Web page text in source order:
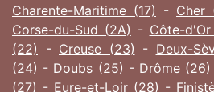
Charente-Maritime (17) - Cher
Corse-du-Sud (2A) - Côte-d'Or
(22) - Creuse (23) - Deux-
(24) - Doubs (25) - Drôme (26)
(27) - Eure-et-Loir (28) -